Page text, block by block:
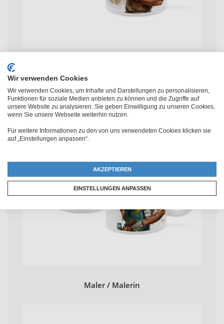
Maler / Malerin
Wir verwenden Cookies
Wir verwenden Cookies, um Inhalte und Darstellungen zu personalisieren,
Funktionen für soziale Medien anbieten zu können und die Zugriffe auf
unsere Website zu analysieren. Sie geben Einwilligung zu unseren Cookies,
wenn Sie unsere Webseite weiterhin nutzen.
Für weitere Informationen zu den von uns verwendeten Cookies klicken sie
auf „Einstellungen anpassen“.
AKZEPTIEREN
EINSTELLUNGEN ANPASSEN